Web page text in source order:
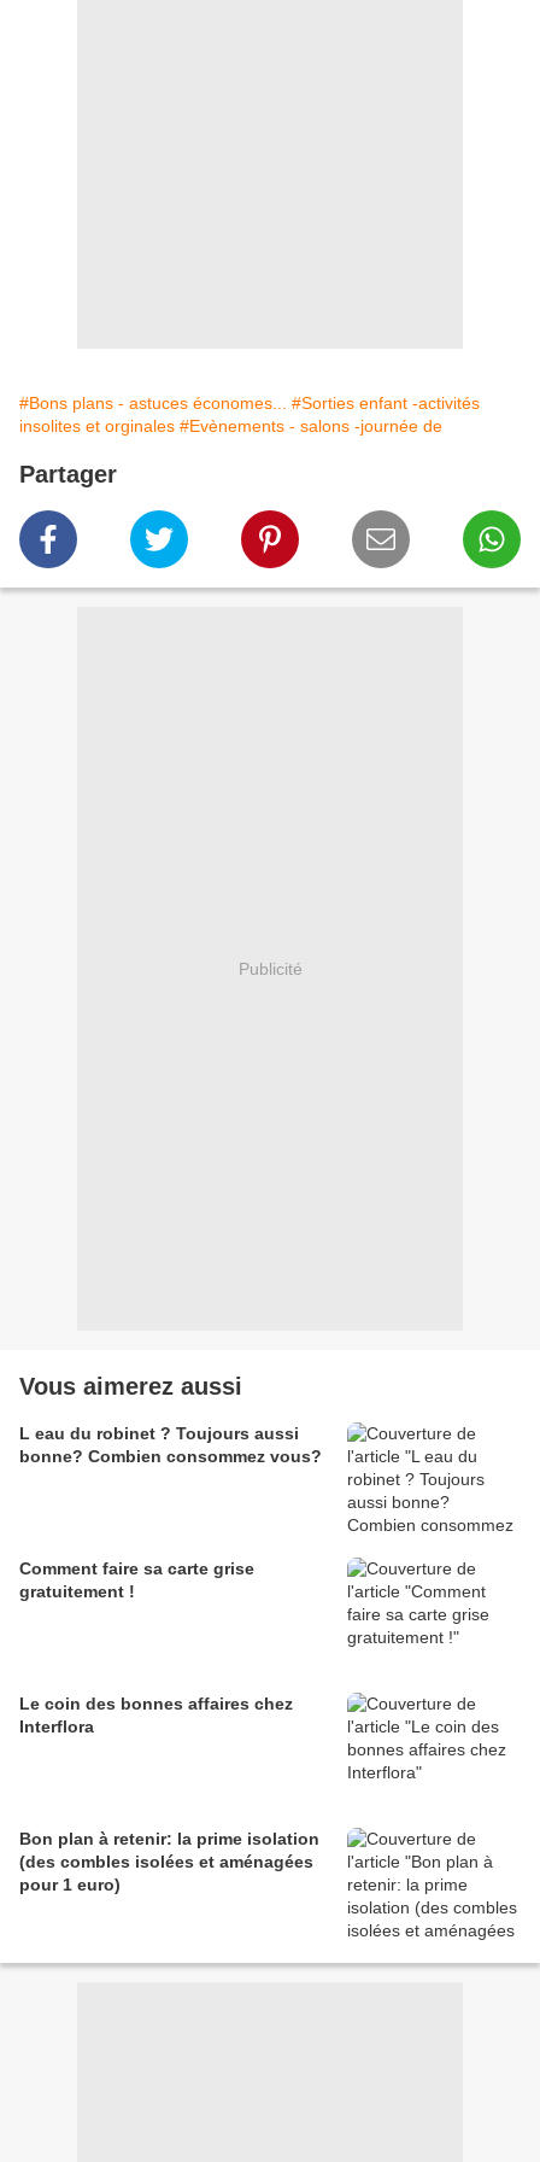
#Bons plans - astuces économes...
#Sorties enfant -activités
insolites et orginales #Evènements - salons -journée de
Partager
Publicité
Vous aimerez aussi
L eau du robinet ? Toujours aussi
bonne? Combien consommez vous?
Comment faire sa carte grise
gratuitement !
Le coin des bonnes affaires chez
Interflora
Bon plan à retenir: la prime isolation
(des combles isolées et aménagées
pour 1 euro)